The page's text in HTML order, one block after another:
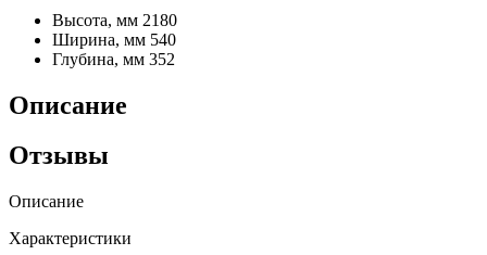
Высота, мм 2180
Ширина, мм 540
Глубина, мм 352
Описание
Отзывы
Описание
Характеристики